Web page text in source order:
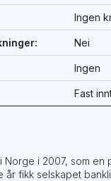
Ingen
Nei
Ingen
Fast
Norge i 2007, som
år fikk selskapet